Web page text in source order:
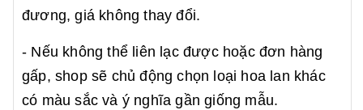
đương, giá không thay đổi.
- Nếu không thể liên lạc được hoặc đơn hàng
gấp, shop sẽ chủ động chọn loại hoa lan khác
có màu sắc và ý nghĩa gần giống mẫu.